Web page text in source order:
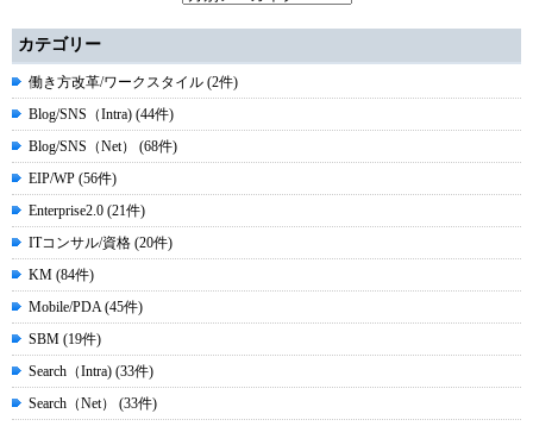
カテゴリー
働き方改革/ワークスタイル (2件)
Blog/SNS（Intra) (44件)
Blog/SNS（Net） (68件)
EIP/WP (56件)
Enterprise2.0 (21件)
ITコンサル/資格 (20件)
KM (84件)
Mobile/PDA (45件)
SBM (19件)
Search（Intra) (33件)
Search（Net） (33件)